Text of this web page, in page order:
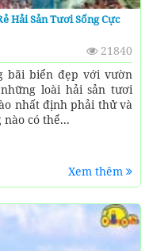
Hải Sản Tươi Sống Cực
21840
bãi biển đẹp với vườn
loài hải sản tươi
nhất định phải thử và
có thể...
Xem thêm